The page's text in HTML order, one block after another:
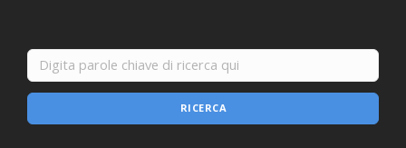
RICERCA